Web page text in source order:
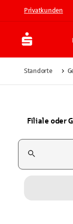
Privatkunden
Standorte
Filiale oder
Suchfeld